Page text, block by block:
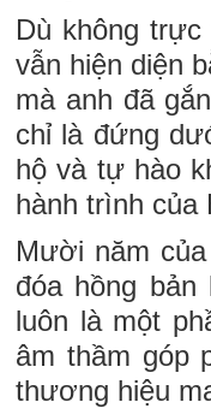
Dù không
vẫn hiện diện
mà anh đã
chỉ là đứng
hộ và tự hào
hành trình của
Mười năm
đóa hồng
luôn là một
âm thầm góp
thương hiệu